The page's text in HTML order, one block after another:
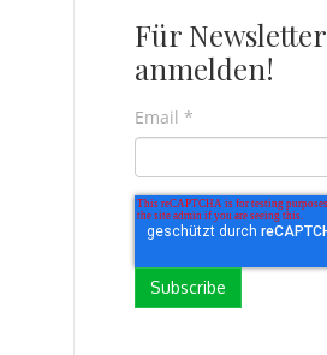
Für Newsletter
anmelden!
Email *